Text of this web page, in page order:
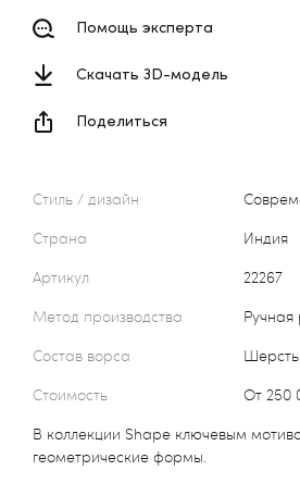
Стиль / дизайн
Страна
Индия
Артикул
22267
Метод производства
Состав ворса
Стоимость
от
В коллекции Shape ключевым
геометрические формы.
Помощь эксперта
Скачать 3D-модель
Поделиться